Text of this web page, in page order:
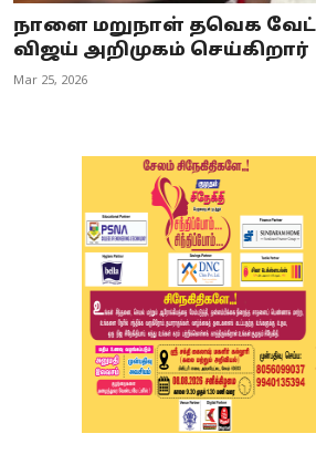
நாளை மறுநாள் தவெக
விஜய் அறிமுகம் செய்கிறார்
Mar 25, 2026